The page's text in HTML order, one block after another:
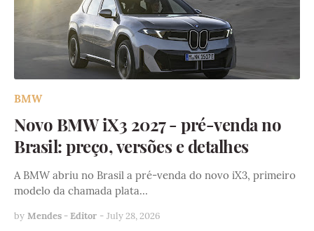
BMW
Novo BMW iX3 2027 - pré-venda no
Brasil: preço, versões e detalhes
A BMW abriu no Brasil a pré-venda do novo iX3, primeiro
modelo da chamada plata…
by Mendes - Editor - July 28, 2026